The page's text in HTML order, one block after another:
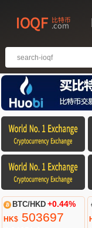
BTC/HKD +0.44%
HK$503697